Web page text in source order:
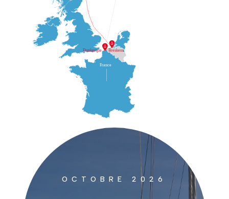
OCTOBRE 2026